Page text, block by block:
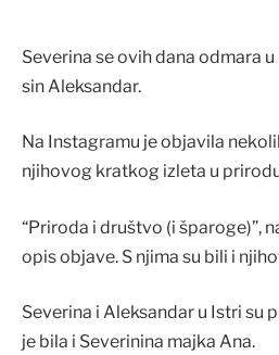
Severina se ovih dana odmara
sin Aleksandar.
Na Instagramu je objavila
njihovog kratkog izleta u
“Priroda i društvo (i šparoge)”,
opis objave. S njima su bili i
Severina i Aleksandar u Istri su
je bila i Severinina majka Ana.